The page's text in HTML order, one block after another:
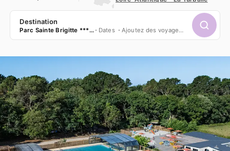
Destination
Parc Sainte Brigitte ***** Dates Ajoutez des voyageurs